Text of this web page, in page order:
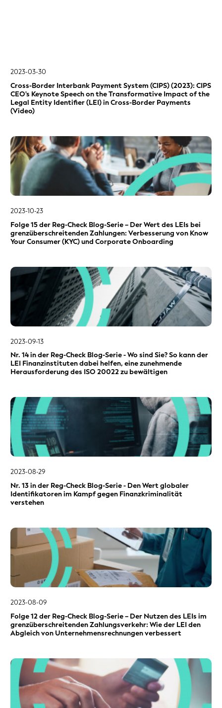
2023-03-30
Cross-Border Interbank Payment System (CIPS) (2023): CIPS
CEO's Keynote Speech on the Transformative Impact of the
Legal Entity Identifier (LEI) in Cross-Border Payments
(Video)
2023-10-23
Folge 15 der Reg-Check Blog-Serie – Der Wert des LEIs bei
grenzüberschreitenden Zahlungen: Verbesserung von Know
Your Consumer (KYC) und Corporate Onboarding
2023-09-13
Nr. 14 in der Reg-Check Blog-Serie - Wo sind Sie? So kann der
LEI Finanzinstituten dabei helfen, eine zunehmende
Herausforderung des ISO 20022 zu bewältigen
2023-08-29
Nr. 13 in der Reg-Check Blog-Serie - Den Wert globaler
Identifikatoren im Kampf gegen Finanzkriminalität
verstehen
2023-08-09
Folge 12 der Reg-Check Blog-Serie – Der Nutzen des LEIs im
grenzüberschreitenden Zahlungsverkehr: Wie der LEI den
Abgleich von Unternehmensrechnungen verbessert